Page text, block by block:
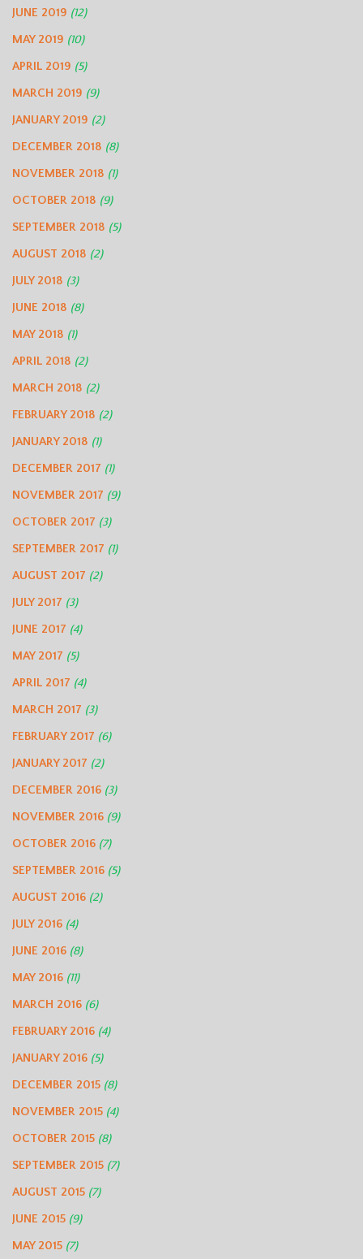
JUNE 2019 (12)
MAY 2019 (10)
APRIL 2019 (5)
MARCH 2019 (9)
JANUARY 2019 (2)
DECEMBER 2018 (8)
NOVEMBER 2018 (1)
OCTOBER 2018 (9)
SEPTEMBER 2018 (5)
AUGUST 2018 (2)
JULY 2018 (3)
JUNE 2018 (8)
MAY 2018 (1)
APRIL 2018 (2)
MARCH 2018 (2)
FEBRUARY 2018 (2)
JANUARY 2018 (1)
DECEMBER 2017 (1)
NOVEMBER 2017 (9)
OCTOBER 2017 (3)
SEPTEMBER 2017 (1)
AUGUST 2017 (2)
JULY 2017 (3)
JUNE 2017 (4)
MAY 2017 (5)
APRIL 2017 (4)
MARCH 2017 (3)
FEBRUARY 2017 (6)
JANUARY 2017 (2)
DECEMBER 2016 (3)
NOVEMBER 2016 (9)
OCTOBER 2016 (7)
SEPTEMBER 2016 (5)
AUGUST 2016 (2)
JULY 2016 (4)
JUNE 2016 (8)
MAY 2016 (11)
MARCH 2016 (6)
FEBRUARY 2016 (4)
JANUARY 2016 (5)
DECEMBER 2015 (8)
NOVEMBER 2015 (4)
OCTOBER 2015 (8)
SEPTEMBER 2015 (7)
AUGUST 2015 (7)
JUNE 2015 (9)
MAY 2015 (7)